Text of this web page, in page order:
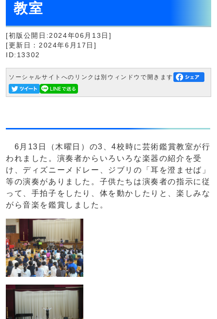
教室
[初版公開日:2024年06月13日]
[更新日：2024年6月17日]
ID:13302
ソーシャルサイトへのリンクは別ウィンドウで開きます
6月13日（木曜日）の3、4校時に芸術鑑賞教室が行
われました。演奏者からいろいろな楽器の紹介を受
け、ディズニーメドレー、ジブリの「耳を澄ませば」
等の演奏がありました。子供たちは演奏者の指示に従
って、手拍子をしたり、体を動かしたりと、楽しみな
がら音楽を鑑賞しました。